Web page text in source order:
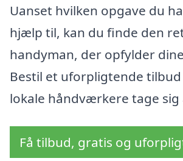
Uanset hvilken opgave du
hjælp til, kan du finde den
handyman, der opfylder
Bestil et uforpligtende
lokale håndværkere tage sig
Få tilbud, gratis og